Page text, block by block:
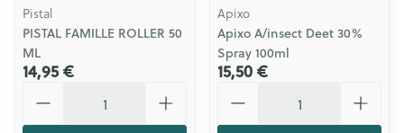
Pistal
PISTAL FAMILLE ROLLER 50
ML
14,95 €
Apixo
Apixo A/insect Deet 30%
Spray 100ml
15,50 €